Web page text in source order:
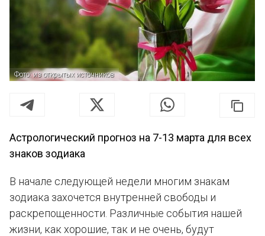
Фото: из открытых источников
Астрологический прогноз на 7-13 марта для всех
знаков зодиака
В начале следующей недели многим знакам
зодиака захочется внутренней свободы и
раскрепощенности. Различные события нашей
жизни, как хорошие, так и не очень, будут